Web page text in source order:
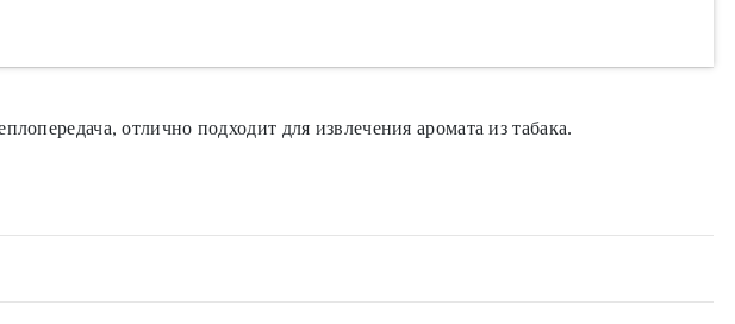
отлично подходит для извлечения аромата из табака.